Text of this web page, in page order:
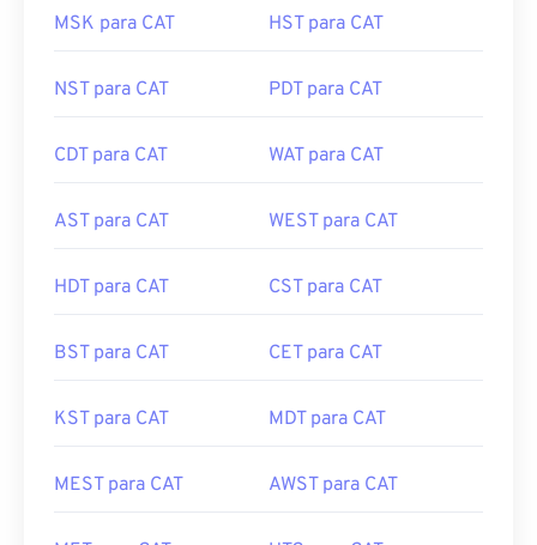
MSK para CAT HST para CAT
NST para CAT PDT para CAT
CDT para CAT WAT para CAT
AST para CAT WEST para CAT
HDT para CAT CST para CAT
BST para CAT CET para CAT
KST para CAT MDT para CAT
MEST para CAT AWST para CAT